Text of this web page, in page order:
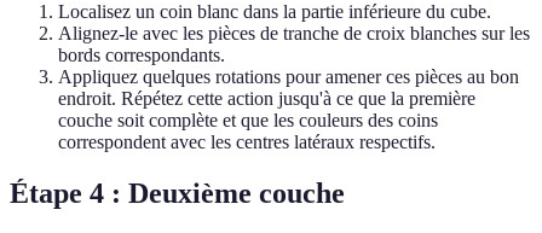
Localisez un coin blanc dans la partie inférieure du cube.
Alignez-le avec les pièces de tranche de croix blanches sur les
bords correspondants.
Appliquez quelques rotations pour amener ces pièces au bon
endroit. Répétez cette action jusqu'à ce que la première
couche soit complète et que les couleurs des coins
correspondent avec les centres latéraux respectifs.
Étape 4 : Deuxième couche